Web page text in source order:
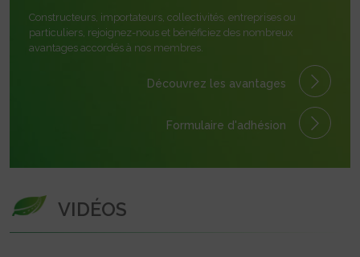
Constructeurs, importateurs, collectivités, entreprises ou
particuliers, rejoignez-nous et bénéficiez des nombreux
avantages accordés à nos membres.
Découvrez les avantages
Formulaire d'adhésion
VIDÉOS